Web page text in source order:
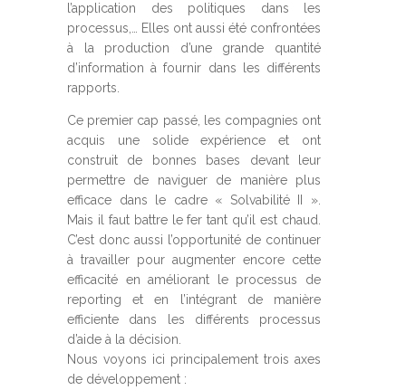
l’application des politiques dans les
processus,… Elles ont aussi été confrontées
à la production d’une grande quantité
d’information à fournir dans les différents
rapports.
Ce premier cap passé, les compagnies ont
acquis une solide expérience et ont
construit de bonnes bases devant leur
permettre de naviguer de manière plus
efficace dans le cadre « Solvabilité II ».
Mais il faut battre le fer tant qu’il est chaud.
C’est donc aussi l’opportunité de continuer
à travailler pour augmenter encore cette
efficacité en améliorant le processus de
reporting et en l’intégrant de manière
efficiente dans les différents processus
d’aide à la décision.
Nous voyons ici principalement trois axes
de développement :